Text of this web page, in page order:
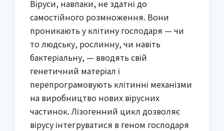
Віруси, навпаки, не здатні до
самостійного розмноження. Вони
проникають у клітину господаря — чи
то людську, рослинну, чи навіть
бактеріальну, — вводять свій
генетичний матеріал і
перепрограмовують клітинні механізми
на виробництво нових вірусних
частинок. Лізогенний цикл дозволяє
вірусу інтегруватися в геном господаря